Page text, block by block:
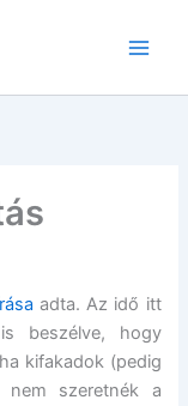
adta. Az idő itt
beszélve, hogy
kifakadok (pedig
nem szeretnék a